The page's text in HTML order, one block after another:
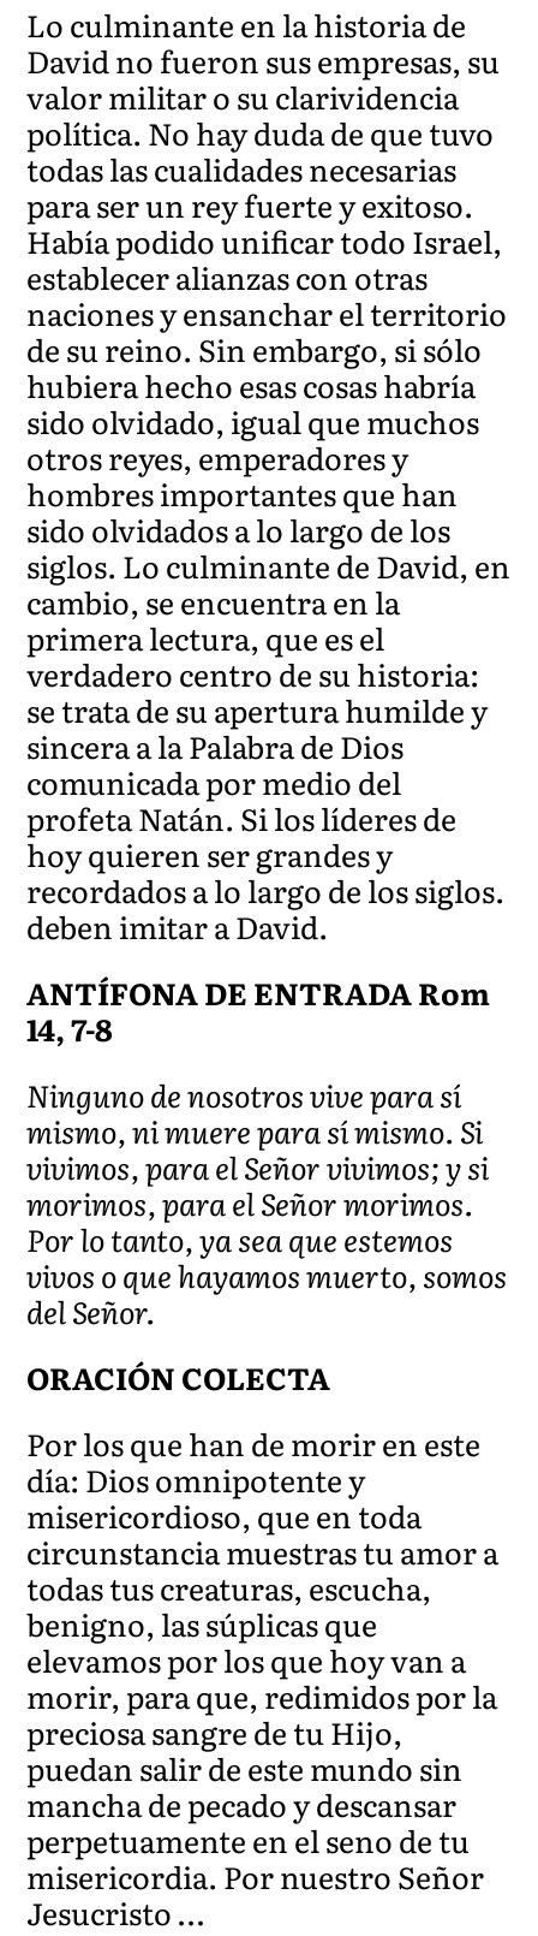
Lo culminante en la historia de
David no fueron sus empresas, su
valor militar o su clarividencia
política. No hay duda de que tuvo
todas las cualidades necesarias
para ser un rey fuerte y exitoso.
Había podido unificar todo Israel,
establecer alianzas con otras
naciones y ensanchar el territorio
de su reino. Sin embargo, si sólo
hubiera hecho esas cosas habría
sido olvidado, igual que muchos
otros reyes, emperadores y
hombres importantes que han
sido olvidados a lo largo de los
siglos. Lo culminante de David, en
cambio, se encuentra en la
primera lectura, que es el
verdadero centro de su historia:
se trata de su apertura humilde y
sincera a la Palabra de Dios
comunicada por medio del
profeta Natán. Si los líderes de
hoy quieren ser grandes y
recordados a lo largo de los siglos.
deben imitar a David.
ANTÍFONA DE ENTRADA Rom
14, 7-8
Ninguno de nosotros vive para sí
mismo, ni muere para sí mismo. Si
vivimos, para el Señor vivimos; y si
morimos, para el Señor morimos.
Por lo tanto, ya sea que estemos
vivos o que hayamos muerto, somos
del Señor.
ORACIÓN COLECTA
Por los que han de morir en este
día: Dios omnipotente y
misericordioso, que en toda
circunstancia muestras tu amor a
todas tus creaturas, escucha,
benigno, las súplicas que
elevamos por los que hoy van a
morir, para que, redimidos por la
preciosa sangre de tu Hijo,
puedan salir de este mundo sin
mancha de pecado y descansar
perpetuamente en el seno de tu
misericordia. Por nuestro Señor
Jesucristo …